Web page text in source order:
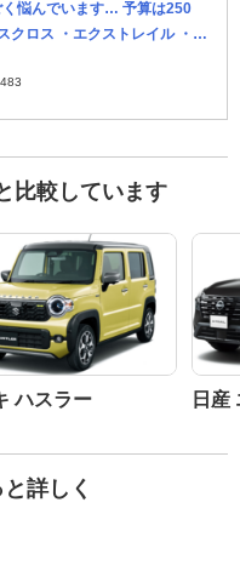
悩んでいます… 予算は250
クロス ・エクストレイル ・ハ
CX-5 ...
比較しています
ハスラー 日産
詳しく